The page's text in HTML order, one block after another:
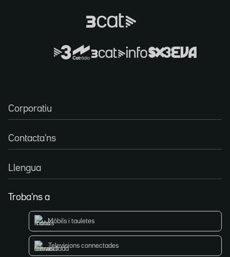
Corporatiu
Contacta'ns
Llengua
Troba'ns a
Mòbils i tauletes
Televisions connectades